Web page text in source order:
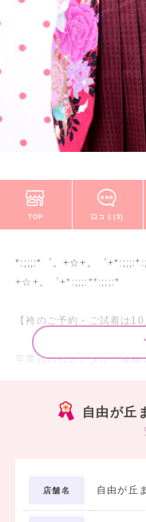
TOP 口コミ(3)
*:;;;:*゜。+☆+。゜
+☆+。゜+*:;;;:**:;;;:*
【袴のご予約・ご試着は
卒業式の袴レンタル、着
*:;;;:*゜。+☆+。゜
ルまで
柄も色もデザインも豊富な
自由が丘
店舗名 自由が丘